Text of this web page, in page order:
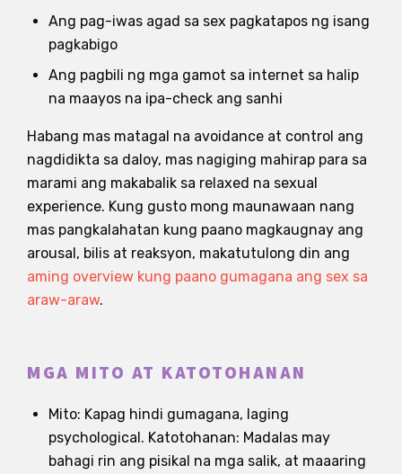
Ang pag-iwas agad sa sex pagkatapos ng isang
pagkabigo
Ang pagbili ng mga gamot sa internet sa halip
na maayos na ipa-check ang sanhi
Habang mas matagal na avoidance at control ang
nagdidikta sa daloy, mas nagiging mahirap para sa
marami ang makabalik sa relaxed na sexual
experience. Kung gusto mong maunawaan nang
mas pangkalahatan kung paano magkaugnay ang
arousal, bilis at reaksyon, makatutulong din ang
aming overview kung paano gumagana ang sex sa
araw-araw.
MGA MITO AT KATOTOHANAN
Mito: Kapag hindi gumagana, laging
psychological. Katotohanan: Madalas may
bahagi rin ang pisikal na mga salik, at maaaring